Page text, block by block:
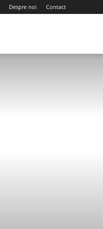
Despre noi Contact